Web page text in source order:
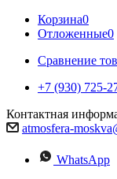
Корзина0
Отложенные0
Сравнение
+7 (930) 725-
Контактная
atmosfera-
WhatsApp